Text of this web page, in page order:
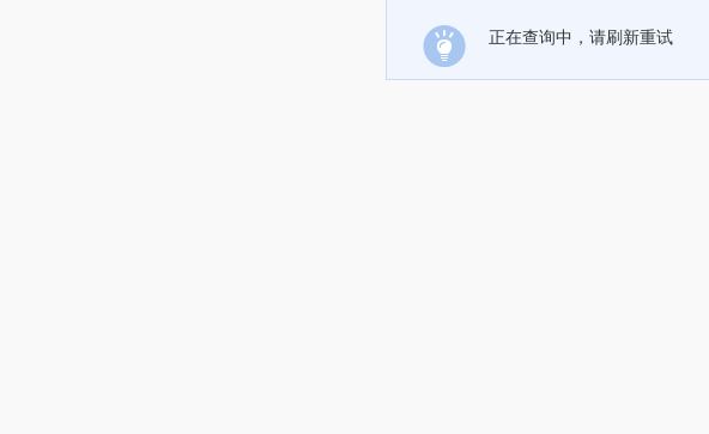
正在查询中，请刷新重试